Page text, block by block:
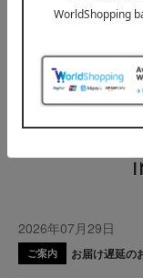
フレグランス
美容機器
2026年07月29日
ご案内 お届け遅延の